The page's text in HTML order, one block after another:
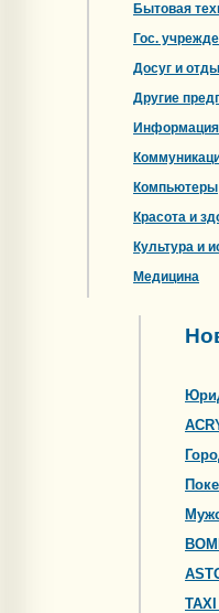
Бытовая
Гос.
Досуг и
Другие
Информация
Компьютеры
Красота и
Культура и
Медицина